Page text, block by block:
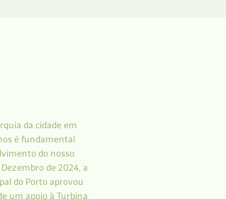
da cidade em
é fundamental
do nosso
de 2024, a
do Porto aprovou
um apoio à Turbina